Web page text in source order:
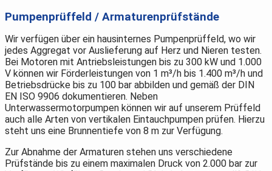
Pumpenprüffeld / Armaturenprüfstände
Wir verfügen über ein hausinternes Pumpenprüffeld, wo wir
jedes Aggregat vor Auslieferung auf Herz und Nieren testen.
Bei Motoren mit Antriebsleistungen bis zu 300 kW und 1.000
V können wir Förderleistungen von 1 m³/h bis 1.400 m³/h und
Betriebsdrücke bis zu 100 bar abbilden und gemäß der DIN
EN ISO 9906 dokumentieren. Neben
Unterwassermotorpumpen können wir auf unserem Prüffeld
auch alle Arten von vertikalen Eintauchpumpen prüfen. Hierzu
steht uns eine Brunnentiefe von 8 m zur Verfügung.
Zur Abnahme der Armaturen stehen uns verschiedene
Prüfstände bis zu einem maximalen Druck von 2.000 bar zur